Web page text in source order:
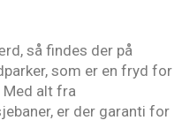
så findes der på
som er en fryd for
Med alt fra
er der garanti for